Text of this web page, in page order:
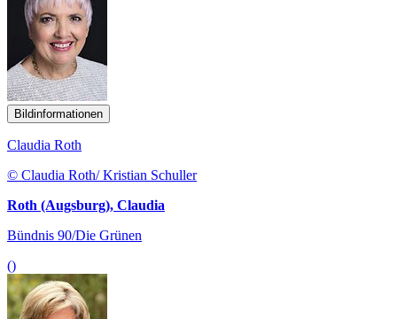
Bildinformationen
Claudia Roth
© Claudia Roth/ Kristian Schuller
Roth (Augsburg), Claudia
Bündnis 90/Die Grünen
()